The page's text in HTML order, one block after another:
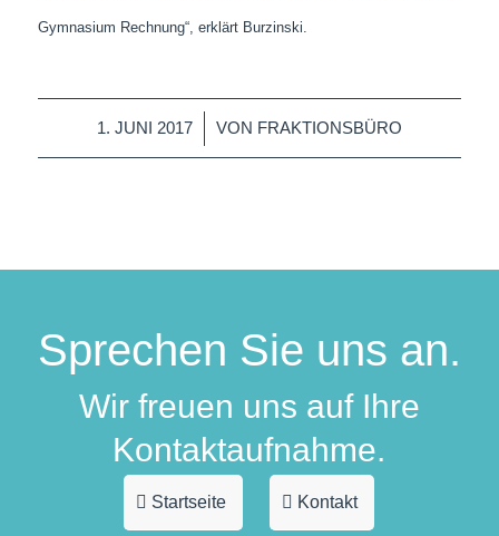
Gymnasium Rechnung“, erklärt Burzinski.
1. JUNI 2017
/ VON FRAKTIONSBÜRO
Sprechen Sie uns an.
Wir freuen uns auf Ihre
Kontaktaufnahme.
Startseite Kontakt